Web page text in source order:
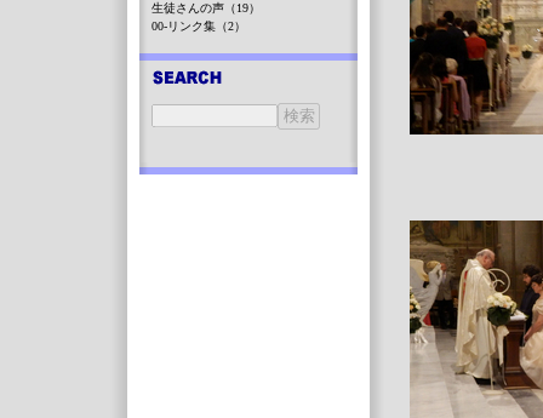
生徒さんの声（19）
00-リンク集（2）